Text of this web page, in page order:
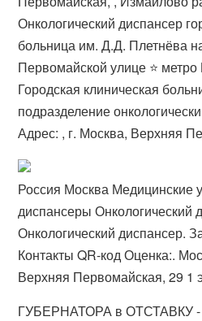
Онкологический диспансер
больница им. Д.Д. Плетнёва
Первомайской улице ⭐️
Городская клиническая
подразделение
Адрес: , г. Москва, Верхняя
Россия Москва Медицинские
диспансеры Онкологический
Онкологический диспансер.
Контакты QR-код Оценка:.
Верхняя Первомайская, 29 1
ГУБЕРНАТОРА в ОТСТАВКУ